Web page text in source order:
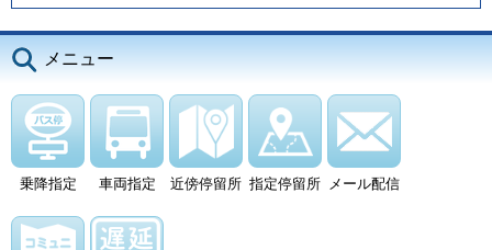
メニュー
乗降指定 車両指定 近傍停留所 指定停留所 メール配信